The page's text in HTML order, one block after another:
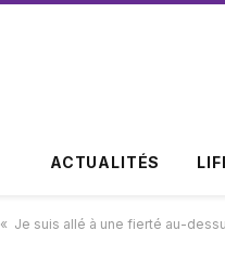
ACTUALITÉS
« Je suis allé à une fierté au-